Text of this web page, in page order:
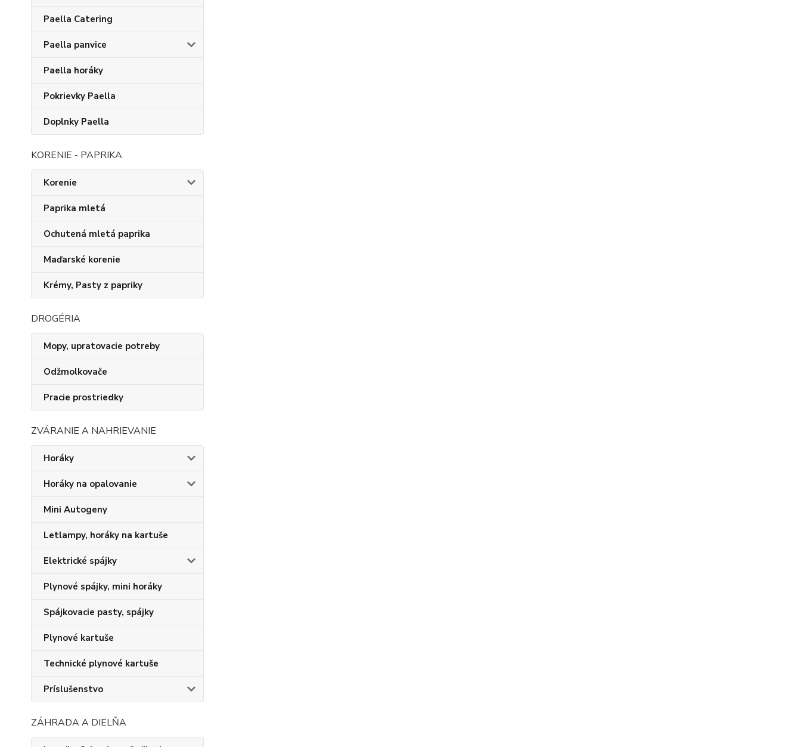
Paella Catering
Paella panvice
Paella horáky
Pokrievky Paella
Doplnky Paella
KORENIE - PAPRIKA
Korenie
Paprika mletá
Ochutená mletá paprika
Maďarské korenie
Krémy, Pasty z papriky
DROGÉRIA
Mopy, upratovacie potreby
Odžmolkovače
Pracie prostriedky
ZVÁRANIE A NAHRIEVANIE
Horáky
Horáky na opalovanie
Mini Autogeny
Letlampy, horáky na kartuše
Elektrické spájky
Plynové spájky, mini horáky
Spájkovacie pasty, spájky
Plynové kartuše
Technické plynové kartuše
Príslušenstvo
ZÁHRADA A DIELŇA